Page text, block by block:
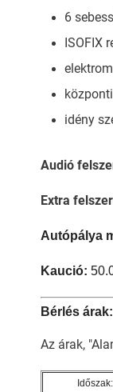
6
ISOFIX
idény
Audió
Extra
Autópálya
Kaució:
Bérlés árak:
Az árak,
Időszak: